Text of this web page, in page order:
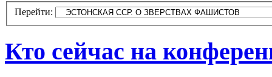
Перейти:
Кто сейчас на